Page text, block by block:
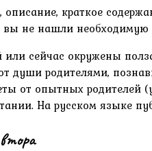
краткое
вы не нашли
или сейчас окружены
души родителями,
от опытных родителей
На русском языке